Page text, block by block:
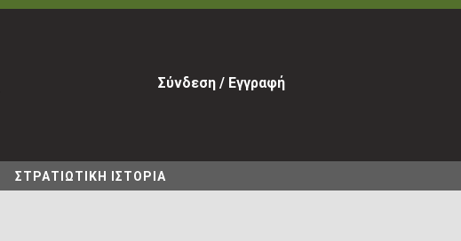
Σύνδεση / Εγγραφή
ΣΤΡΑΤΙΩΤΙΚΗ ΙΣΤΟΡΙΑ